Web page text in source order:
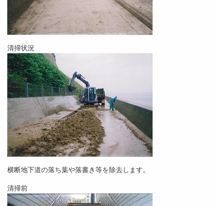
清掃状況
横断地下道の落ち葉や落書き等を除去します。
清掃前